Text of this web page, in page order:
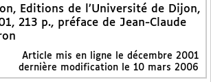
Editions de l’Université de Dijon,
213 p., préface de Jean-Claude
Article mis en ligne le décembre 2001
dernière modification le 10 mars 2006